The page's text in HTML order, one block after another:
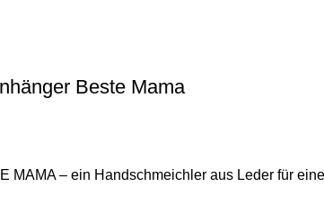
Beste Mama
MAMA – ein Handschmeichler aus Leder für